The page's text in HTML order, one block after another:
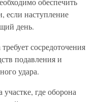
если наступление
день.
сосредоточения
подавления и
удара.
где оборона